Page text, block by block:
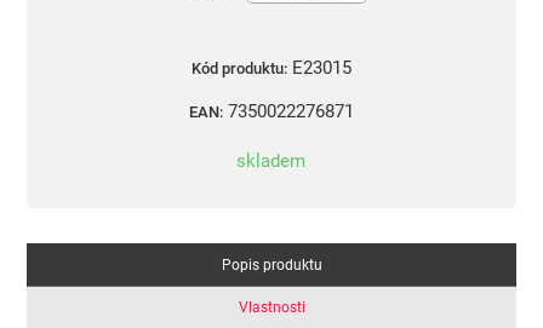
Kód produktu: E23015
EAN: 7350022276871
skladem
Popis produktu
Vlastnosti